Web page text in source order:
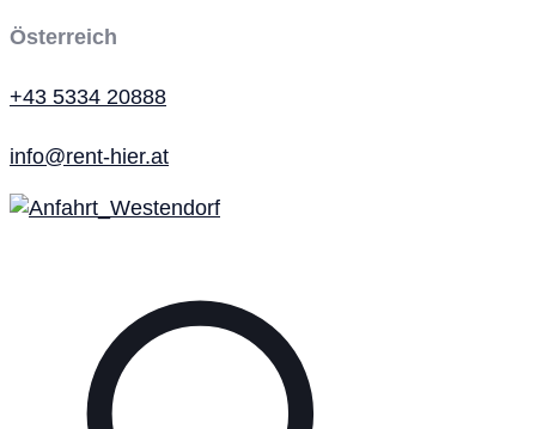
Österreich
+43 5334 20888
info@rent-hier.at